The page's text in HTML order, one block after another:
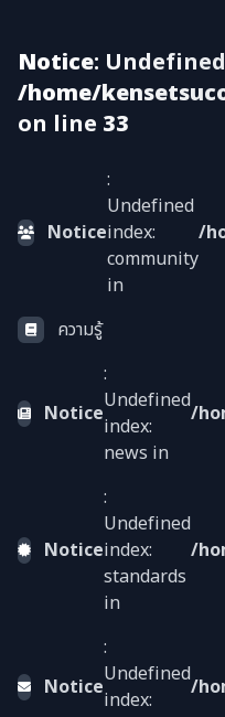
Notice:
/home/
on line 33
Notice
:
Undefined
index:
community
in
/
ความรู้
Notice
:
Undefined
index:
news in
/
Notice
:
Undefined
index:
standards
in
/
Notice
:
Undefined
index:
/